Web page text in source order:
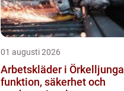
01 augusti 2026
Arbetskläder i Örkelljunga
funktion, säkerhet och